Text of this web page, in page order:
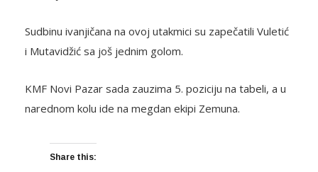
Sudbinu ivanjičana na ovoj utakmici su zapečatili Vuletić
i Mutavidžić sa još jednim golom.
KMF Novi Pazar sada zauzima 5. poziciju na tabeli, a u
narednom kolu ide na megdan ekipi Zemuna.
Share this: